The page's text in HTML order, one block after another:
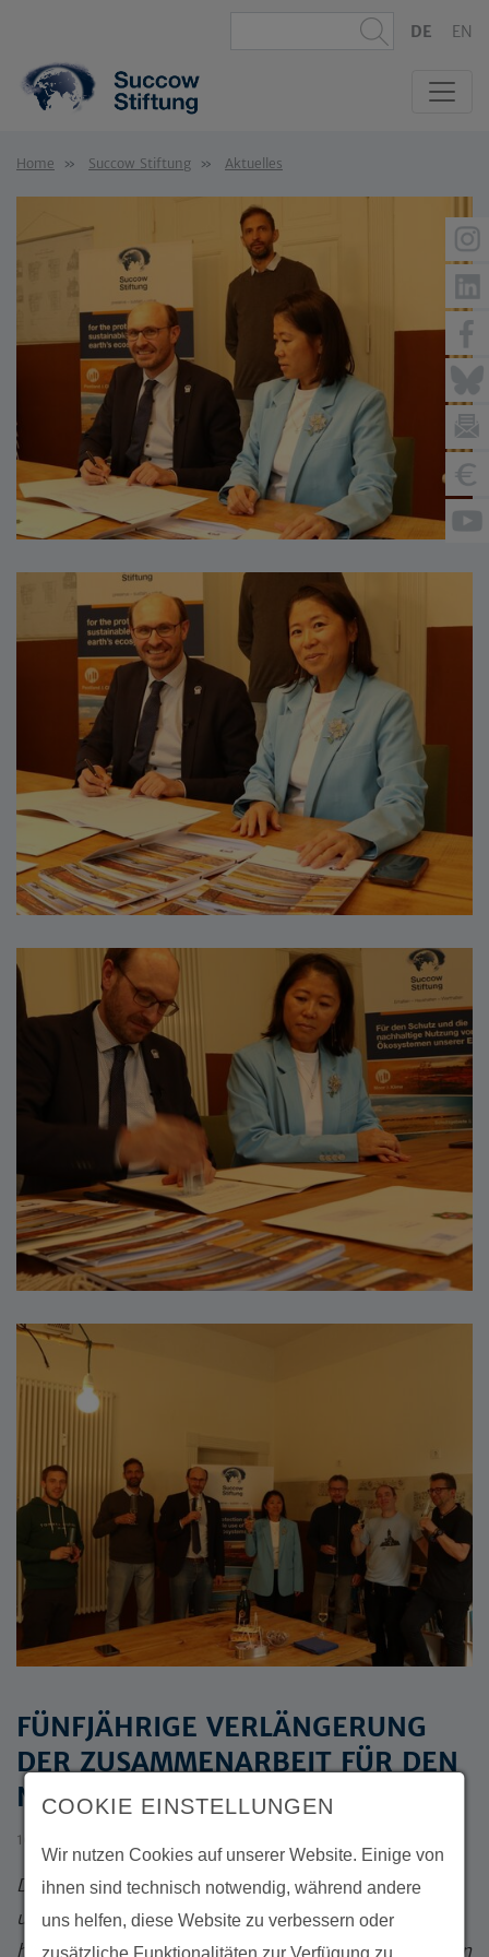
DE EN
Home Succow Stiftung Aktuelles
FÜNFJÄHRIGE VERLÄNGERUNG
DER ZUSAMMENARBEIT FÜR DEN
NATURSCHUTZ IN ZENTRALASIEN
16.06.2026
Das Ministerium für Umweltschutz Turkmenistans
und die Michael Succow Stiftung (Deutschland)
haben ihre Absichtserklärung (MoU) für die nächsten
COOKIE EINSTELLUNGEN
Wir nutzen Cookies auf unserer Website. Einige von
ihnen sind technisch notwendig, während andere
uns helfen, diese Website zu verbessern oder
zusätzliche Funktionalitäten zur Verfügung zu